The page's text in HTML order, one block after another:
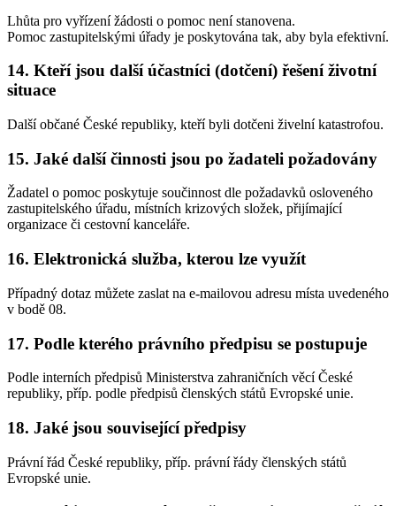
Lhůta pro vyřízení žádosti o pomoc není stanovena.
Pomoc zastupitelskými úřady je poskytována tak, aby byla efektivní.
14. Kteří jsou další účastníci (dotčení) řešení životní
situace
Další občané České republiky, kteří byli dotčeni živelní katastrofou.
15. Jaké další činnosti jsou po žadateli požadovány
Žadatel o pomoc poskytuje součinnost dle požadavků osloveného
zastupitelského úřadu, místních krizových složek, přijímající
organizace či cestovní kanceláře.
16. Elektronická služba, kterou lze využít
Případný dotaz můžete zaslat na e-mailovou adresu místa uvedeného
v bodě 08.
17. Podle kterého právního předpisu se postupuje
Podle interních předpisů Ministerstva zahraničních věcí České
republiky, příp. podle předpisů členských států Evropské unie.
18. Jaké jsou související předpisy
Právní řád České republiky, příp. právní řády členských států
Evropské unie.